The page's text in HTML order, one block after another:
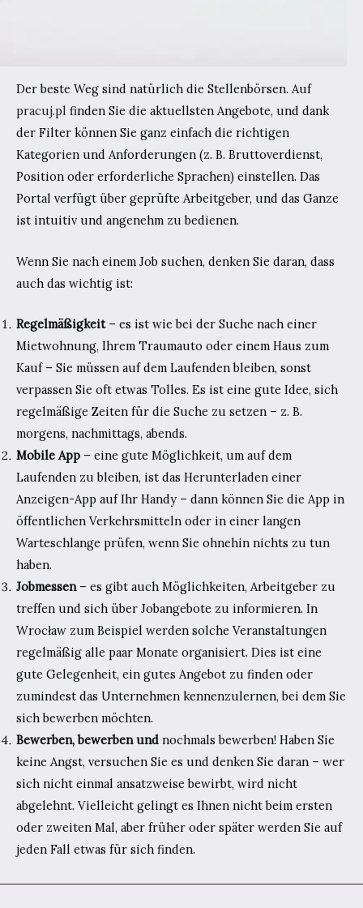
Der beste Weg sind natürlich die Stellenbörsen. Auf
pracuj.pl finden Sie die aktuellsten Angebote, und dank
der Filter können Sie ganz einfach die richtigen
Kategorien und Anforderungen (z. B. Bruttoverdienst,
Position oder erforderliche Sprachen) einstellen. Das
Portal verfügt über geprüfte Arbeitgeber, und das Ganze
ist intuitiv und angenehm zu bedienen.
Wenn Sie nach einem Job suchen, denken Sie daran, dass
auch das wichtig ist:
Regelmäßigkeit– es ist wie bei der Suche nach einer
Mietwohnung, Ihrem Traumauto oder einem Haus zum
Kauf – Sie müssen auf dem Laufenden bleiben, sonst
verpassen Sie oft etwas Tolles. Es ist eine gute Idee, sich
regelmäßige Zeiten für die Suche zu setzen – z. B.
morgens, nachmittags, abends.
Mobile App – eine gute Möglichkeit, um auf dem
Laufenden zu bleiben, ist das Herunterladen einer
Anzeigen-App auf Ihr Handy – dann können Sie die App in
öffentlichen Verkehrsmitteln oder in einer langen
Warteschlange prüfen, wenn Sie ohnehin nichts zu tun
haben.
Jobmessen– es gibt auch Möglichkeiten, Arbeitgeber zu
treffen und sich über Jobangebote zu informieren. In
Wrocław zum Beispiel werden solche Veranstaltungen
regelmäßig alle paar Monate organisiert. Dies ist eine
gute Gelegenheit, ein gutes Angebot zu finden oder
zumindest das Unternehmen kennenzulernen, bei dem Sie
sich bewerben möchten.
Bewerben, bewerben und nochmals bewerben! Haben Sie
keine Angst, versuchen Sie es und denken Sie daran – wer
sich nicht einmal ansatzweise bewirbt, wird nicht
abgelehnt. Vielleicht gelingt es Ihnen nicht beim ersten
oder zweiten Mal, aber früher oder später werden Sie auf
jeden Fall etwas für sich finden.